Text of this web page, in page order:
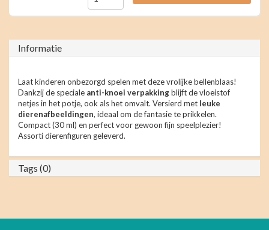
Informatie
Laat kinderen onbezorgd spelen met deze vrolijke bellenblaas!
Dankzij de speciale anti-knoei verpakkingblijft de vloeistof
netjes in het potje, ook als het omvalt. Versierd met leuke
dierenafbeeldingen, ideaal om de fantasie te prikkelen.
Compact (30 ml) en perfect voor gewoon fijn speelplezier!
Assorti dierenfiguren geleverd.
Tags (0)